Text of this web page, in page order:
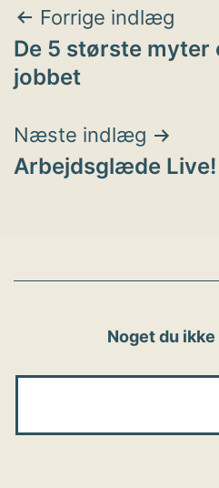
Forrige indlæg
De 5 største myter
jobbet
Næste indlæg
Arbejdsglæde
Noget du